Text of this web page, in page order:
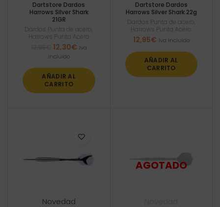
Dartstore Dardos
Harrows Silver Shark
21GR
Dardos Punta de acero
Harrows Punta Acero
El
precio
era:
12,95€.
12,30€El
12,30€.
Iva
incluido
AÑADIR AL
CARRITO
Dartstore Dardos
Harrows Silver Shark 22g
Dardos Punta de acero
Harrows Punta Acero
12,95€ Iva incluido
AÑADIR AL
CARRITO
Novedad